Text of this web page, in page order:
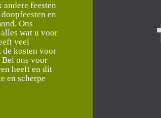
feesten
en
Ons
wat u voor
veel
de kosten voor
Bel ons voor
heeft en dit
en scherpe